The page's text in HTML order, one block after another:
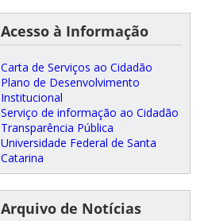
Acesso à Informação
Carta de Serviços ao Cidadão
Plano de Desenvolvimento
Institucional
Serviço de informação ao Cidadão
Transparência Pública
Universidade Federal de Santa
Catarina
Arquivo de Notícias